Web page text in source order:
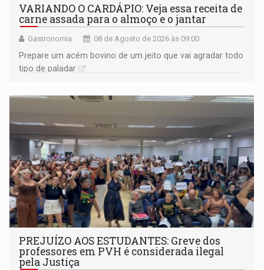
VARIANDO O CARDÁPIO: Veja essa receita de
carne assada para o almoço e o jantar
Gastronomia 08 de Agosto de 2026 às 09:00
Prepare um acém bovino de um jeito que vai agradar todo
tipo de paladar
PREJUÍZO AOS ESTUDANTES: Greve dos
professores em PVH é considerada ilegal
pela Justiça